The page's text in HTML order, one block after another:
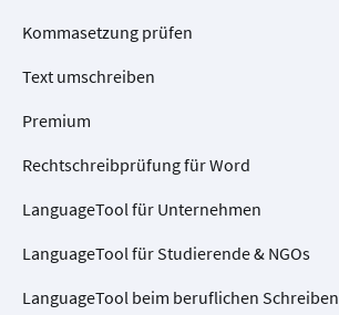
Kommasetzung prüfen
Text umschreiben
Premium
Rechtschreibprüfung für Word
LanguageTool für Unternehmen
LanguageTool für Studierende & NGOs
LanguageTool beim beruflichen Schreiben